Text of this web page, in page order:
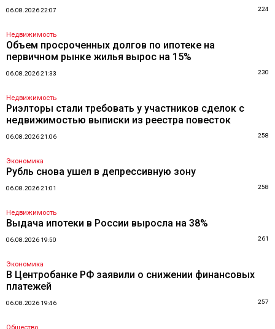
06.08.2026 22:07 224
Недвижимость
Объем просроченных долгов по ипотеке на
первичном рынке жилья вырос на 15%
06.08.2026 21:33 230
Недвижимость
Риэлторы стали требовать у участников сделок с
недвижимостью выписки из реестра повесток
06.08.2026 21:06 258
Экономика
Рубль снова ушел в депрессивную зону
06.08.2026 21:01 258
Недвижимость
Выдача ипотеки в России выросла на 38%
06.08.2026 19:50 261
Экономика
В Центробанке РФ заявили о снижении финансовых
платежей
06.08.2026 19:46 257